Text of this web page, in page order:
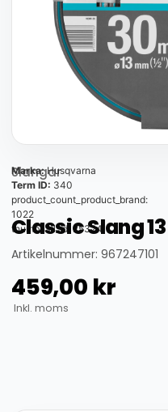
Slangar
Marka:Husqvarna
Term ID: 340
product_count_product_brand:
1022
thumbnail_id: 25324
Classic Slang
Artikelnummer: 967247101
459,00 kr
Inkl. moms